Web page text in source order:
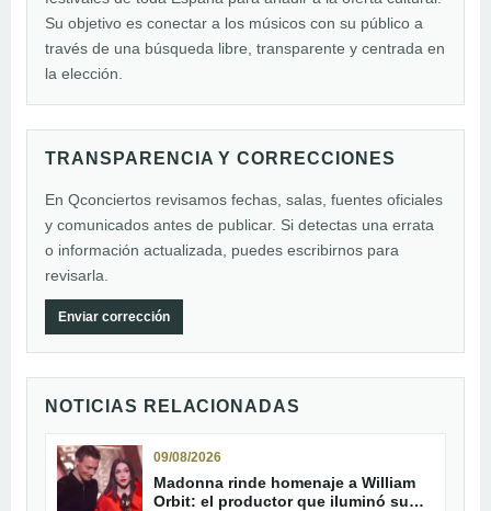
Su objetivo es conectar a los músicos con su público a
través de una búsqueda libre, transparente y centrada en
la elección.
TRANSPARENCIA Y CORRECCIONES
En Qconciertos revisamos fechas, salas, fuentes oficiales
y comunicados antes de publicar. Si detectas una errata
o información actualizada, puedes escribirnos para
revisarla.
Enviar corrección
NOTICIAS RELACIONADAS
09/08/2026
Madonna rinde homenaje a William
Orbit: el productor que iluminó su